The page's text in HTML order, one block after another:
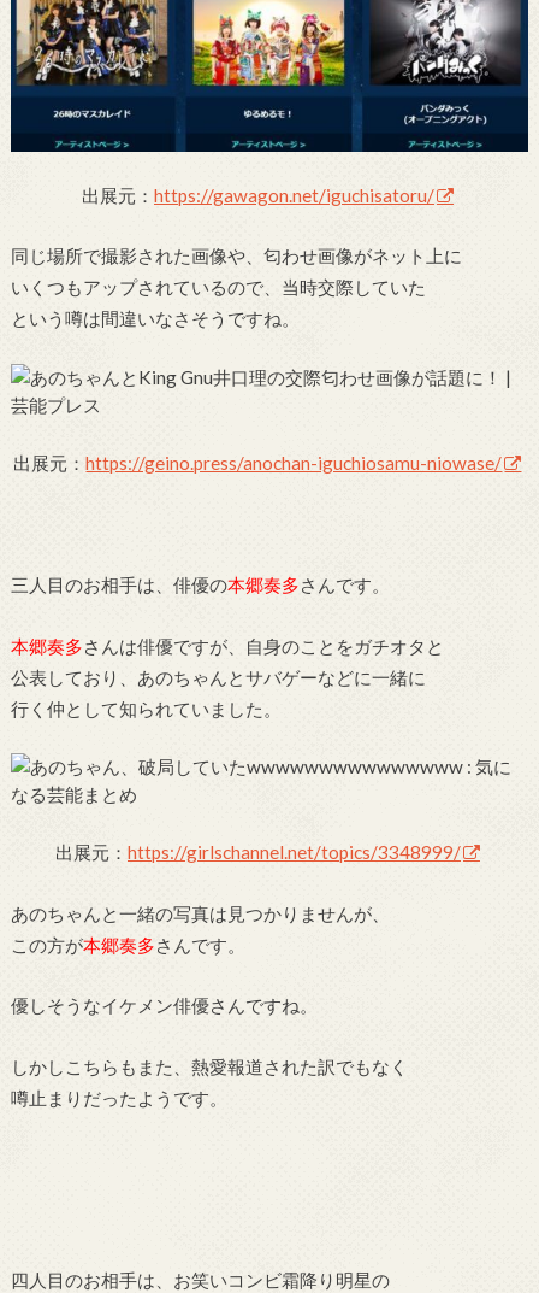
出展元： https://gawagon.net/iguchisatoru/
同じ場所で撮影された画像や、匂わせ画像がネット上に
いくつもアップされているので、当時交際していた
という噂は間違いなさそうですね。
出展元：https://geino.press/anochan-iguchiosamu-niowase/
三人目のお相手は、俳優の本郷奏多さんです。
本郷奏多さんは俳優ですが、自身のことをガチオタと
公表しており、あのちゃんとサバゲーなどに一緒に
行く仲として知られていました。
出展元： https://girlschannel.net/topics/3348999/
あのちゃんと一緒の写真は見つかりませんが、
この方が本郷奏多さんです。
優しそうなイケメン俳優さんですね。
しかしこちらもまた、熱愛報道された訳でもなく
噂止まりだったようです。
四人目のお相手は、お笑いコンビ霜降り明星の